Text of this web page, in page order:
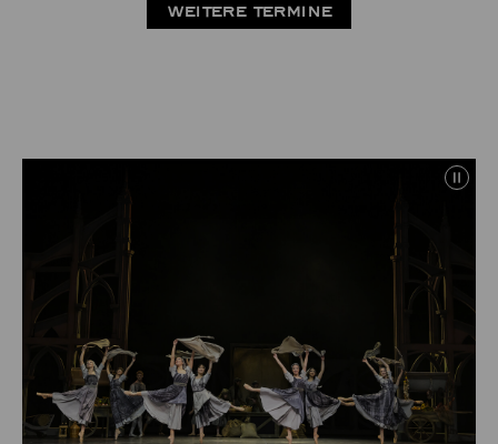
WEITERE TERMINE